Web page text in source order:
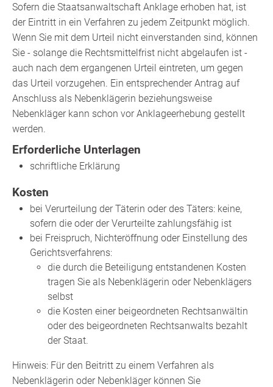
Sofern die Staatsanwaltschaft Anklage erhoben hat, ist
der Eintritt in ein Verfahren zu jedem Zeitpunkt möglich.
Wenn Sie mit dem Urteil nicht einverstanden sind, können
Sie - solange die Rechtsmittelfrist nicht abgelaufen ist -
auch nach dem ergangenen Urteil eintreten, um gegen
das Urteil vorzugehen. Ein entsprechender Antrag auf
Anschluss als Nebenklägerin beziehungsweise
Nebenkläger kann schon vor Anklageerhebung gestellt
werden.
Erforderliche Unterlagen
schriftliche Erklärung
Kosten
bei Verurteilung der Täterin oder des Täters: keine,
sofern die oder der Verurteilte zahlungsfähig ist
bei Freispruch, Nichteröffnung oder Einstellung des
Gerichtsverfahrens:
die durch die Beteiligung entstandenen Kosten
tragen Sie als Nebenklägerin oder Nebenklägers
selbst
die Kosten einer beigeordneten Rechtsanwältin
oder des beigeordneten Rechtsanwalts bezahlt
der Staat.
Hinweis: Für den Beitritt zu einem Verfahren als
Nebenklägerin oder Nebenkläger können Sie